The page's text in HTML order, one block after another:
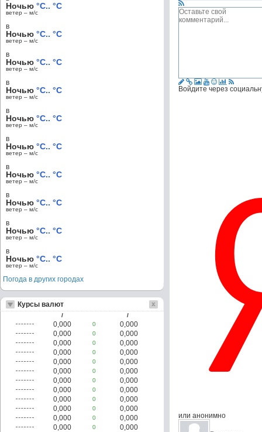
Войдите через
или анонимно
Ночью °C.. °C
ветер – м/c
в
Ночью °C.. °C
ветер – м/c
в
Ночью °C.. °C
ветер – м/c
в
Ночью °C.. °C
ветер – м/c
в
Ночью °C.. °C
ветер – м/c
в
Ночью °C.. °C
ветер – м/c
в
Ночью °C.. °C
ветер – м/c
в
Ночью °C.. °C
ветер – м/c
в
Ночью °C.. °C
ветер – м/c
в
Ночью °C.. °C
ветер – м/c
Погода в других городах
Курсы валют
/ /
0,000 0
0,000
0,000
0
0,000
0,000
0
0,000
0,000
0
0,000
0,000
0
0,000
0,000
0
0,000
0,000
0
0,000
0,000
0
0,000
0,000
0
0,000
0,000
0
0,000
0,000
0
0,000
0,000
0
0,000